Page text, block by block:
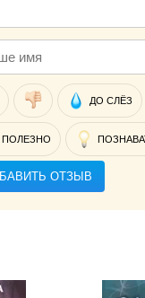
ДО СЛЁЗ
ПОЛЕЗНО
ОТЗЫВ